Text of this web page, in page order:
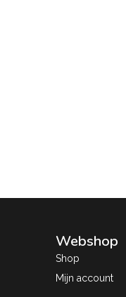
Webshop
Shop
Mijn account